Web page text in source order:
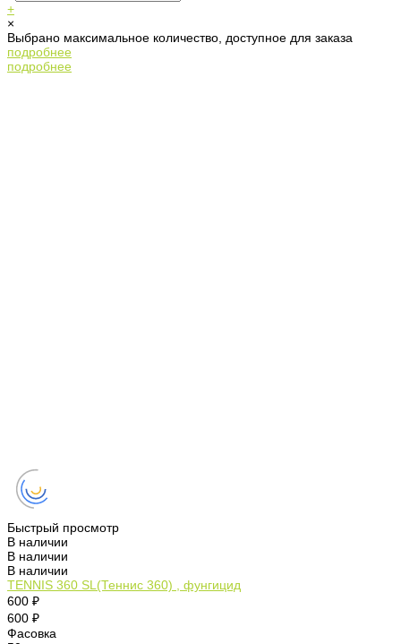
+
×
Выбрано максимальное количество, доступное для заказа
подробнее
подробнее
Быстрый просмотр
В наличии
В наличии
В наличии
TENNIS 360 SL(Теннис 360) , фунгицид
600 ₽
600 ₽
Фасовка